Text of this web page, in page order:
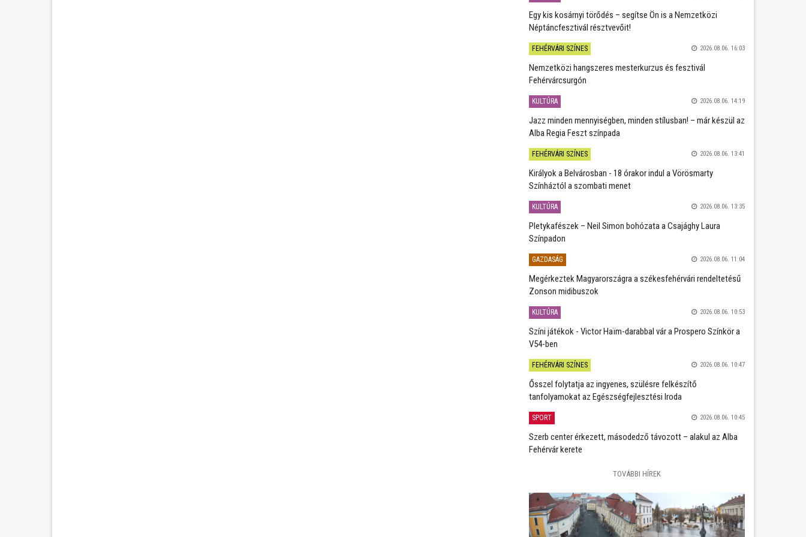
Egy kis kosárnyi törődés – segítse Ön is a Nemzetközi
Néptáncfesztivál résztvevőit!
FEHÉRVÁRI SZÍNES 2026.08.06. 16:03
Nemzetközi hangszeres mesterkurzus és fesztivál
Fehérvárcsurgón
KULTÚRA 2026.08.06. 14:19
Jazz minden mennyiségben, minden stílusban! – már készül az
Alba Regia Feszt színpada
FEHÉRVÁRI SZÍNES 2026.08.06. 13:41
Királyok a Belvárosban - 18 órakor indul a Vörösmarty
Színháztól a szombati menet
KULTÚRA 2026.08.06. 13:35
Pletykafészek – Neil Simon bohózata a Csajághy Laura
Színpadon
GAZDASÁG 2026.08.06. 11:04
Megérkeztek Magyarországra a székesfehérvári rendeltetésű
Zonson midibuszok
KULTÚRA 2026.08.06. 10:53
Színi játékok - Victor Haïm-darabbal vár a Prospero Színkör a
V54-ben
FEHÉRVÁRI SZÍNES 2026.08.06. 10:47
Ősszel folytatja az ingyenes, szülésre felkészítő
tanfolyamokat az Egészségfejlesztési Iroda
SPORT 2026.08.06. 10:45
Szerb center érkezett, másodedző távozott – alakul az Alba
Fehérvár kerete
TOVÁBBI HÍREK